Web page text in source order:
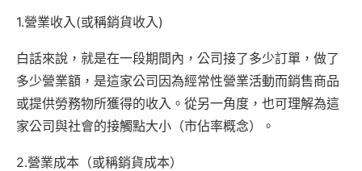
1.營業收入(或稱銷貨收入)
白話來說，就是在一段期間內，公司接了多少訂單，做了
多少營業額，是這家公司因為經常性營業活動而銷售商品
或提供勞務物所獲得的收入。從另一角度，也可理解為這
家公司與社會的接觸點大小（市佔率概念）。
2.營業成本（或稱銷貨成本）